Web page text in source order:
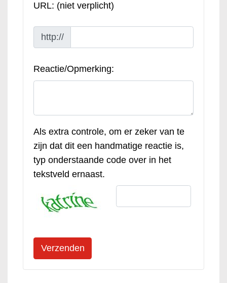
URL: (niet verplicht)
http://
Reactie/Opmerking:
Als extra controle, om er zeker van te
zijn dat dit een handmatige reactie is,
typ onderstaande code over in het
tekstveld ernaast.